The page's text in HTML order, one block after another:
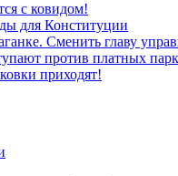
с ковидом!
для Конституции
Сменить главу
против платных
приходят!